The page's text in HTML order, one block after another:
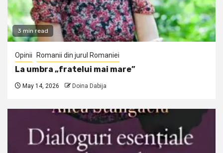
3 min read
Opinii Romanii din jurul Romaniei
La umbra „fratelui mai mare”
May 14, 2026 Doina Dabija